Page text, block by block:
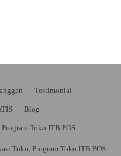
Testimonial
Blog
Toko ITB POS
Toko, Program Toko ITB POS